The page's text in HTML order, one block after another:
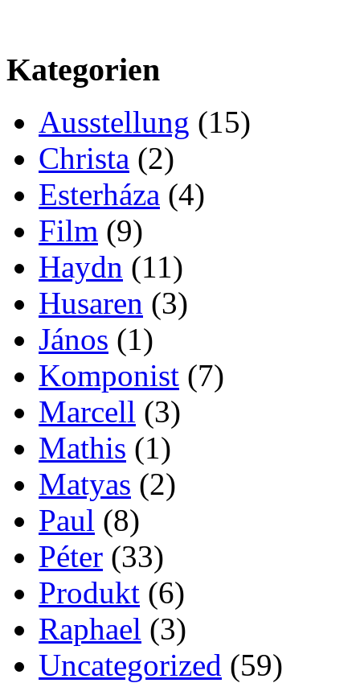
House,
Edinburgh
Kategorien
Ausstellung (15)
Christa (2)
Esterháza (4)
Film (9)
Haydn (11)
Husaren (3)
János (1)
Komponist (7)
Marcell (3)
Mathis (1)
Matyas (2)
Paul (8)
Péter (33)
Produkt (6)
Raphael (3)
Uncategorized (59)